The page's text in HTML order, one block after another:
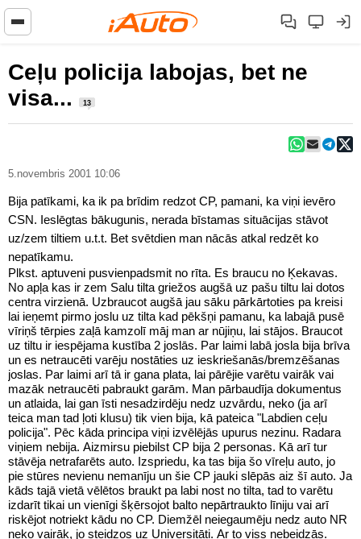
Ceļu policija labojas, bet ne
visa...
13
5.novembris 2001 10:06
Bija patīkami, ka ik pa brīdim redzot CP, pamani, ka viņi ievēro
CSN. Ieslēgtas bākugunis, nerada bīstamas situācijas stāvot
uz/zem tiltiem u.t.t. Bet svētdien man nācās atkal redzēt ko
nepatīkamu.
Plkst. aptuveni pusvienpadsmit no rīta. Es braucu no Ķekavas.
No apļa kas ir zem Salu tilta griežos augšā uz pašu tiltu lai dotos
centra virzienā. Uzbraucot augšā jau sāku pārkārtoties pa kreisi
lai ieņemt pirmo joslu uz tilta kad pēkšņi pamanu, ka labajā pusē
vīriņš tērpies zaļā kamzolī māj man ar nūjiņu, lai stājos. Braucot
uz tiltu ir iespējama kustība 2 joslās. Par laimi labā josla bija brīva
un es netraucēti varēju nostāties uz ieskriešanās/bremzēšanas
joslas. Par laimi arī tā ir gana plata, lai pārējie varētu vairāk vai
mazāk netraucēti pabraukt garām. Man pārbaudīja dokumentus
un atlaida, lai gan īsti nesadzirdēju nedz uzvārdu, neko (ja arī
teica man tad ļoti klusu) tik vien bija, kā pateica "Labdien ceļu
policija". Pēc kāda principa viņi izvēlējās upurus nezinu. Radara
viņiem nebija. Aizmirsu piebilst CP bija 2 personas. Kā arī tur
stāvēja netrafarēts auto. Izspriedu, ka tas bija šo vīreļu auto, jo
pie stūres nevienu nemanīju un šie CP jauki slēpās aiz šī auto. Ja
kāds tajā vietā vēlētos braukt pa labi nost no tilta, tad to varētu
izdarīt tikai un vienīgi šķērsojot balto nepārtraukto līniju vai arī
riskējot notriekt kādu no CP. Diemžēl neiegaumēju nedz auto NR
neko vairāk, jo steidzos uz Universitāti. Ar to viss nebeidzās.